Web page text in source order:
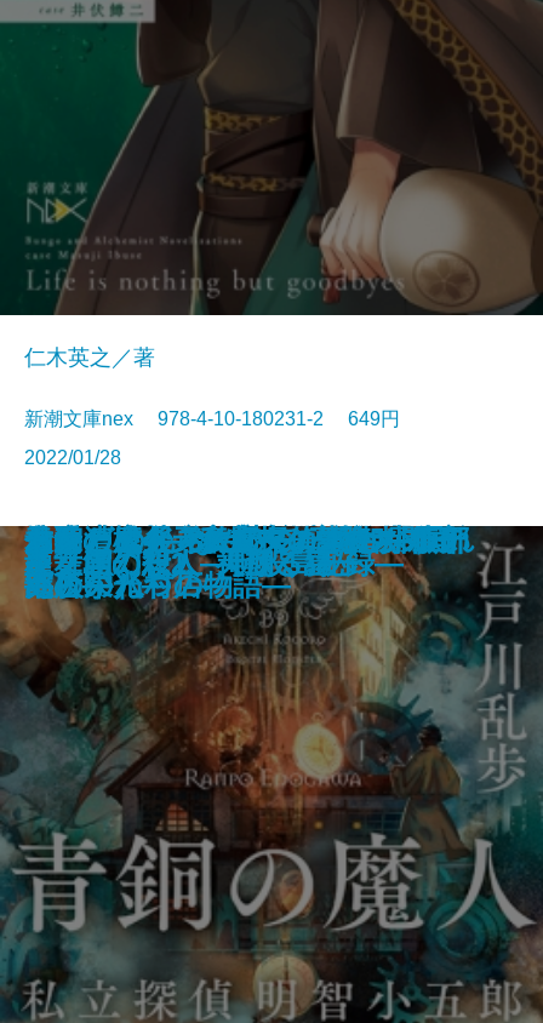
金春屋ゴメス 芥子の花
次の電車が来るまえに
金春屋ゴメス
エナメル―その謎は彼女の暇つぶ
し―
おもいでマシン―1話3分の超短編
集―
この恋が壊れるまで夏が終わらな
い
地底の魔術王―私立探偵 明智小五
郎―
幽世の薬剤師
さよならの言い方なんて知らな
い。6
君に勧む杯 文豪とアルケミスト
ノベライズ―case 井伏鱒二―
仁木英之／著
新潮文庫nex 978-4-10-180231-2 649円
2022/01/28
青銅の魔人―私立探偵 明智小五郎
―
コンビニ兄弟2―テンダネス門司
港こがね村店―
巫女島の殺人―呪殺島秘録―
龍ノ国幻想2 天翔る縁
伯爵と成金―帝都マユズミ探偵研
究所―
龍ノ国幻想1 神欺く皇子
久遠の檻―天久鷹央の事件カルテ
―
君と漕ぐ4―ながとろ高校カヌー
部の栄光―
炎舞館の殺人
あなたの後ろにいるだれか―眠れ
ぬ夜の八つの物語―